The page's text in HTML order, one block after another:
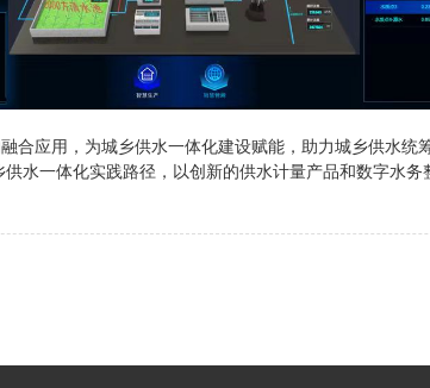
合应用，为城乡供水一体化建设赋能，助力城乡供水
水一体化实践路径，以创新的供水计量产品和数字水